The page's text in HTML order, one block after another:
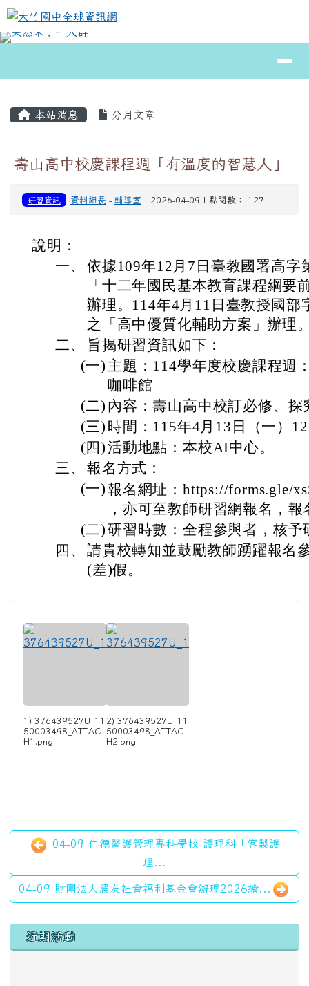
跳至主內容區
大竹國中全球資訊網
⏸
本站消息 分月文章
壽山高中校慶課程週「有溫度的智慧人」
研習資訊 資料組長 - 輔導室 | 2026-04-09 | 點閱數： 127
說明：
一、 依據109年12月7日臺教國署高字
「十二年國民基本教育課程綱要
辦理。114年4月11日臺教授國部
之「高中優質化輔助方案」辦理
二、
旨揭研習資訊如下：
(一) 主題：114學年度校慶課程週
咖啡館
(二) 內容：壽山高中校訂必修、
(三) 時間：115年4月13日（一）
(四)活動地點：本校AI中心。
三、 報名方式：
(一)報名網址：https://forms.gle/
，亦可至教師研習網報名，
(二)研習時數：全程參與者，核予
四、 請貴校轉知並鼓勵教師踴躍報名
(差)假。
1) 376439527U_11
50003498_ATTAC
H1.png
2) 376439527U_11
50003498_ATTAC
H2.png
04-09 仁德醫護管理專科學校 護理科「客製護
理...
04-09 財團法人農友社會福利基金會辦理2026繪...
左邊區域內容
近期活動